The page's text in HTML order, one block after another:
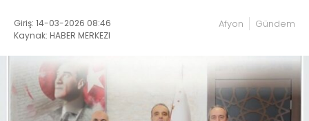
Giriş: 14-03-2026 08:46
Kaynak: HABER MERKEZI
Afyon Gündem